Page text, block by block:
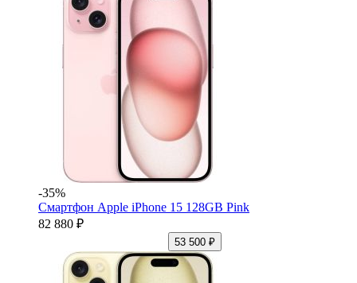
-35%
Смартфон Apple iPhone 15 128GB Pink
82 880 ₽
53 500 ₽